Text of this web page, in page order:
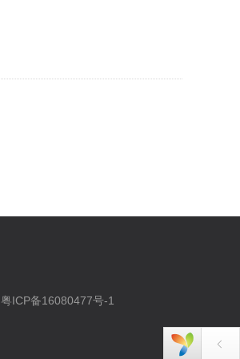
粤ICP备16080477号-1